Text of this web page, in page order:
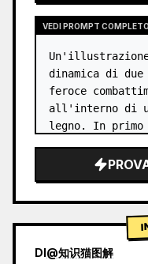
VEDI PROMPT COMPLETO
Un'illustrazione
dinamica di due
feroce
all'interno di
legno. In primo
DI@知识猫图解